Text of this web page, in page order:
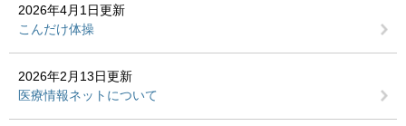
2026年4月1日更新
こんだけ体操
2026年2月13日更新
医療情報ネットについて